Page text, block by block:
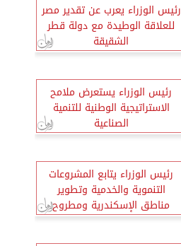
رئيس الوزراء يعرب عن تقدير مصر
للعلاقة الوطيدة مع دولة قطر
الشقيقة
رئيس الوزراء يستعرض ملامح
الاستراتيجية الوطنية للتنمية
الصناعية
رئيس الوزراء يتابع المشروعات
التنموية والخدمية وتطوير
مناطق الإسكندرية ومطروح